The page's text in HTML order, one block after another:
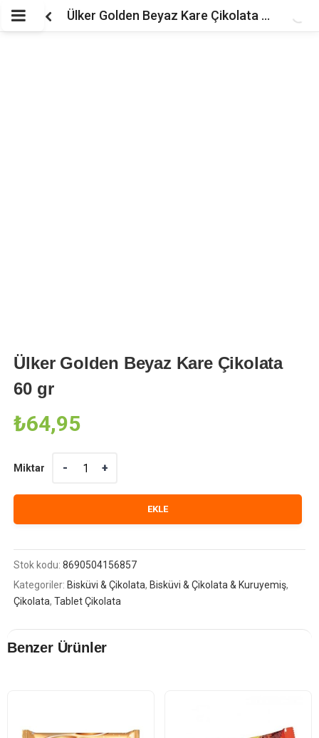
Ülker Golden Beyaz Kare Çikolata 60 gr
Ülker Golden Beyaz Kare Çikolata
60 gr
₺64,95
Miktar
EKLE
Stok kodu:8690504156857
Kategoriler: Bisküvi & Çikolata, Bisküvi & Çikolata & Kuruyemiş,
Çikolata,Tablet Çikolata
Benzer Ürünler